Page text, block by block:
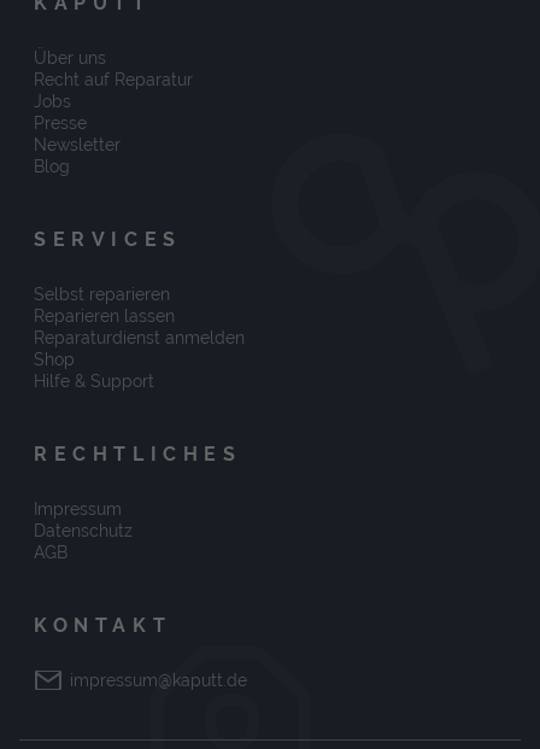
Über uns
Recht auf Reparatur
Jobs
Presse
Newsletter
Blog
SERVICES
Selbst reparieren
Reparieren lassen
Reparaturdienst anmelden
Shop
Hilfe & Support
RECHTLICHES
Impressum
Datenschutz
AGB
KONTAKT
impressum@kaputt.de